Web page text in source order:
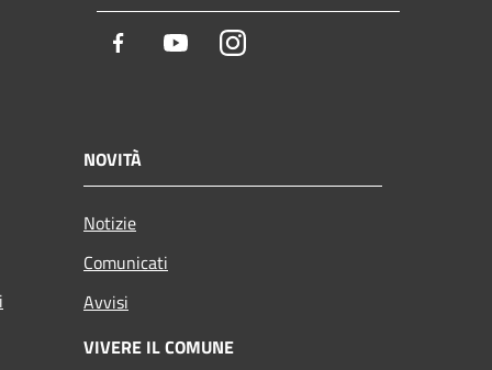
Facebook YoutubeInstagram
NOVITÀ
Notizie
Comunicati
Avvisi
VIVERE IL COMUNE